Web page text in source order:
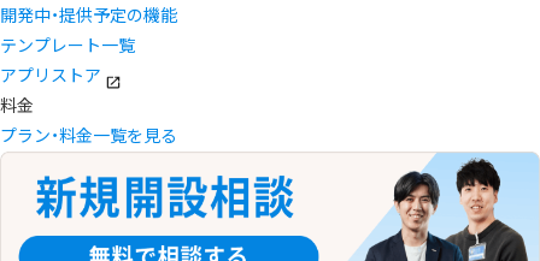
開発中・提供予定の機能
テンプレート一覧
アプリストア
料金
プラン・料金一覧を見る